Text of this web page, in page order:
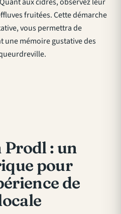
fruitées. Cette démarche
vous permettra de
une mémoire gustative des
: un
pour
de